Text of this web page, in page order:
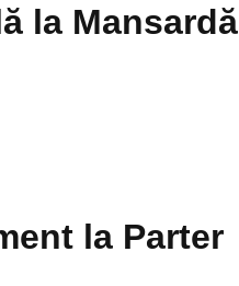
la Mansardă
la Parter